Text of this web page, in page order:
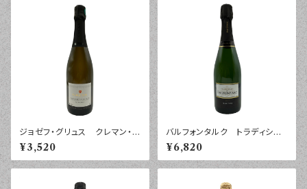
ジョゼフ・グリュス クレマン・ダ
ルザス エクストラ・ブリュッ
ト ７５０ｍｌ
¥3,520
バルフォンタルク トラディショ
ン ブリュット シャンパーニ
ュ ７５０ｍｌ
¥6,820